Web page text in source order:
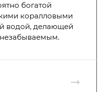
богатой
коралловыми
водой, делающей